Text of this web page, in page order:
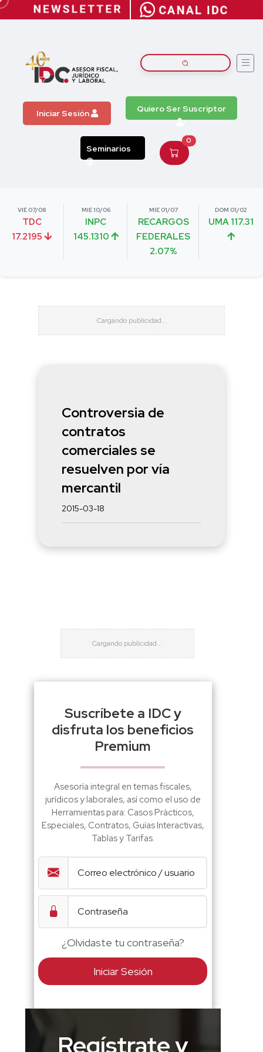
Iniciar Sesión Quiero Ser Suscriptor
Seminarios
0
VIE 07/08
TDC
17.2195
MIE 10/06
INPC
145.1310
MIE 01/07
RECARGOS
FEDERALES
2.07%
DOM 01/02
UMA 117.31
Controversia de
contratos
comerciales se
resuelven por vía
mercantil
2015-03-18
Suscríbete a IDC y
disfruta los beneficios
Premium
Asesoría integral en temas fiscales,
jurídicos y laborales, así como el uso de
Herramientas para: Casos Prácticos,
Especiales, Contratos, Guías Interactivas,
Tablas y Tarifas.
¿Olvidaste tu contraseña?
Iniciar Sesión
Regístrate y